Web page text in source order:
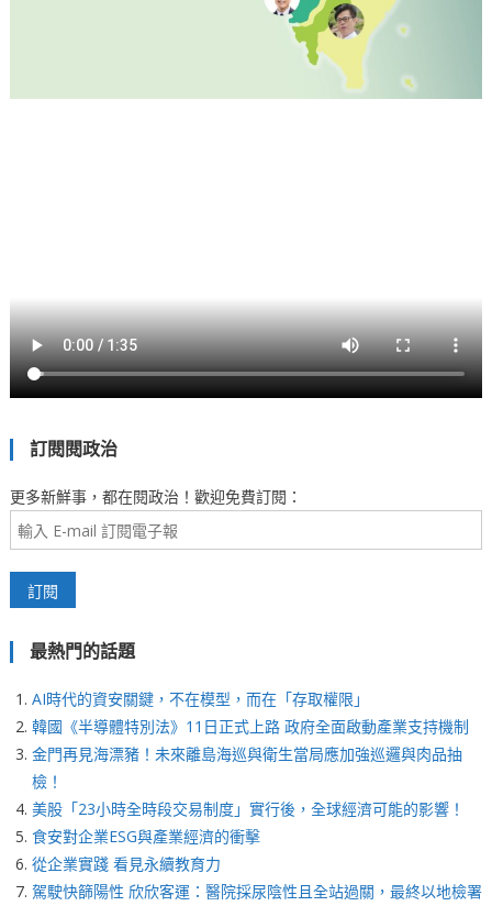
訂閱閱政治
更多新鮮事，都在閱政治！歡迎免費訂閱：
最熱門的話題
AI時代的資安關鍵，不在模型，而在「存取權限」
韓國《半導體特別法》11日正式上路 政府全面啟動產業支持機制
金門再見海漂豬！未來離島海巡與衛生當局應加強巡邏與肉品抽
檢！
美股「23小時全時段交易制度」實行後，全球經濟可能的影響！
食安對企業ESG與產業經濟的衝擊
從企業實踐 看見永續教育力
駕駛快篩陽性 欣欣客運：醫院採尿陰性且全站過關，最終以地檢署